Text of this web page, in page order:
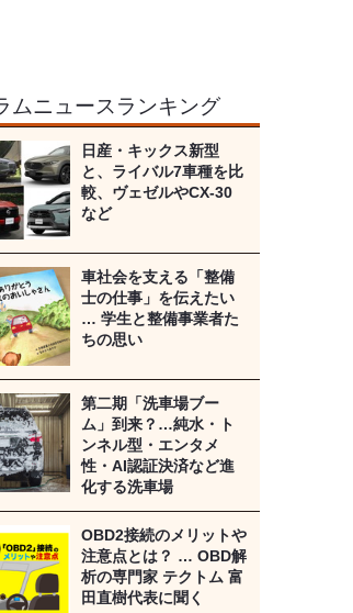
ムニュースランキング
日産・キックス新型
と、ライバル7車種を比
較、ヴェゼルやCX-30
など
車社会を支える「整備
士の仕事」を伝えたい
… 学生と整備事業者た
ちの思い
第二期「洗車場ブー
ム」到来？…純水・ト
ンネル型・エンタメ
性・AI認証決済など進
化する洗車場
OBD2接続のメリットや
注意点とは？ … OBD解
析の専門家 テクトム 富
田直樹代表に聞く